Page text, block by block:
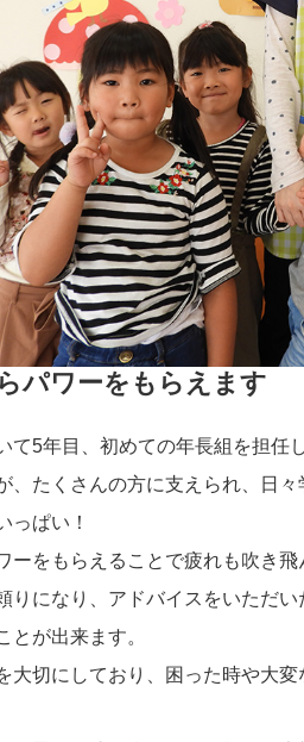
パワーをもらえます
て5年目、初めての年長組を担任
、たくさんの方に支えられ、日々
っぱい！
ーをもらえることで疲れも吹き飛
りになり、アドバイスをいただ
とが出来ます。
大切にしており、困った時や大